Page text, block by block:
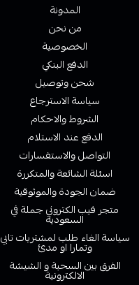
المدونة
من نحن
الخصوصية
الدفع البنكي
شحن وتوصيل
سياسة الاسترجاع
الشروط والاحكام
الدفع عند الاستلام
التواصل والاستفسارات
اسئلة الشائعة والمتكررة
ضمان الجودة والموثوقية
متجر فيب الكتروني جملة في
السعودية
سياسة الغاء طلب لمشتريات تابي
وتمارا او مدئ
الفرق بين السحبة و الشيشة
الالكترونية